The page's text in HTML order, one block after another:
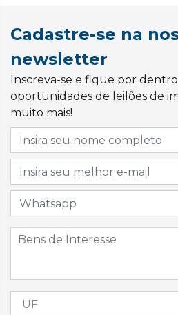
Cadastre-se na
newsletter
Inscreva-se e fique por
oportunidades de leilões de
muito mais!